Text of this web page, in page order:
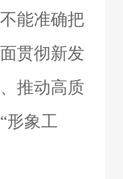
能准确把
贯彻新发
推动高质
形象工